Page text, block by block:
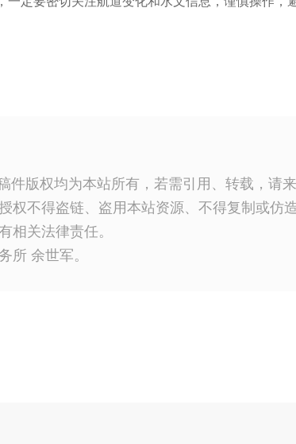
件版权均为本站所有，若需引用、转载，请
权不得盗链、盗用本站资源、不得复制或仿
相关法律责任。
所 余世军。